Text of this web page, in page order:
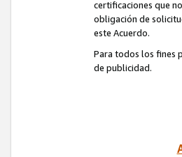
certificaciones que
obligación de
este Acuerdo.
Para todos los fines
de publicidad.